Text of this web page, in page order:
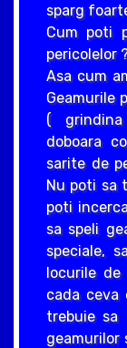
sparg
Cum poti
pericolelor
Asa cum
Geamurile
(
doboara
sarite de
Nu poti sa
poti
sa speli
speciale,
locurile de
cada ceva
trebuie sa
geamurilor